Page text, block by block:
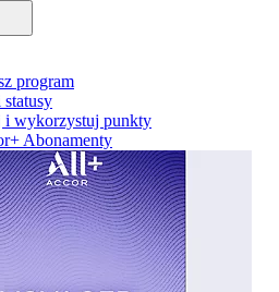
program
i wykorzystuj punkty
Abonamenty